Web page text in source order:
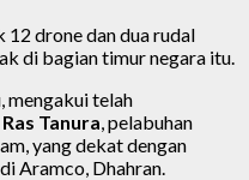
12 drone dan dua rudal
di bagian timur negara itu.
mengakui telah
Ras Tanura , pelabuhan
yang dekat dengan
Aramco, Dhahran.